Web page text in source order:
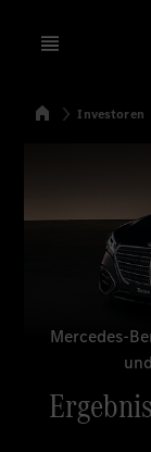
Open menu
SuchenStartseite
Investoren
Mercedes-